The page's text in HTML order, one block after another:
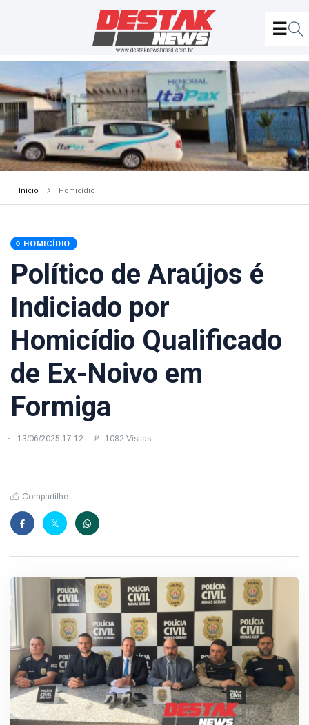
Início Homicídio
HOMICÍDIO
Político de Araújos é
Indiciado por
Homicídio Qualificado
de Ex-Noivo em
Formiga
13/06/2025 17:12 1082 Visitas
Compartilhe